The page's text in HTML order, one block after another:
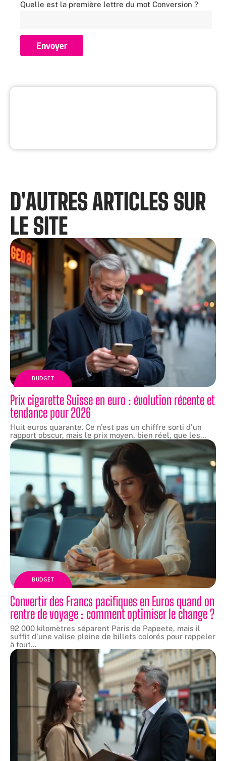
Quelle est la première lettre du mot Conversion ?
D'AUTRES ARTICLES SUR
LE SITE
BUDGET
Prix cigarette Suisse en euro : évolution récente et
tendance pour 2026
Huit euros quarante. Ce n'est pas un chiffre sorti d'un
rapport obscur, mais le prix moyen, bien réel, que les…
BUDGET
Convertir des Francs pacifiques en Euros quand on
rentre de voyage : comment optimiser le change ?
92 000 kilomètres séparent Paris de Papeete, mais il
suffit d'une valise pleine de billets colorés pour rappeler
à tout…